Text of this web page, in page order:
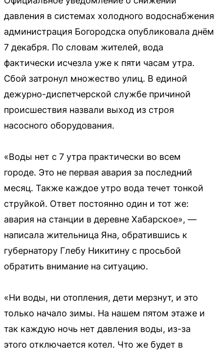
давления в системах холодного водоснабжения
администрация Богородска опубликовала днём
7 декабря. По словам жителей, вода
фактически исчезла уже к пяти часам утра.
Сбой затронул множество улиц. В единой
дежурно-диспетчерской службе причиной
происшествия назвали выход из строя
насосного оборудования.
«Воды нет с 7 утра практически во всем
городе. Это не первая авария за последний
месяц. Также каждое утро вода течет тонкой
струйкой. Ответ постоянно один и тот же:
авария на станции в деревне Хабарское», —
написала жительница Яна, обратившись к
губернатору Глебу Никитину с просьбой
обратить внимание на ситуацию.
«Ни воды, ни отопления, дети мерзнут, и это
только начало зимы. На нашем пятом этаже и
так каждую ночь нет давления воды, из-за
этого отключается котел. Что же будет в